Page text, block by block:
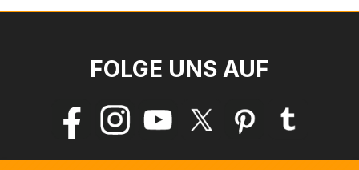
FOLGE UNS AUF